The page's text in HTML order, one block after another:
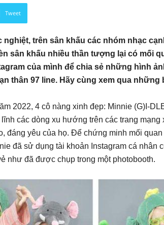
Tweet
trên sân khấu các nhóm nhạc
sân khấu nhiều thần tượng lại có mối
của mình để chia sẻ những hình
thân 97 line. Hãy cùng xem qua những
2022, 4 cô nàng xinh đẹp: Minnie (G)I-
các dòng xu hướng trên các trang
đáng yêu của họ. Để chứng minh mối
đã sử dụng tài khoản Instagram cá nhân
như đã được chụp trong một photobooth.